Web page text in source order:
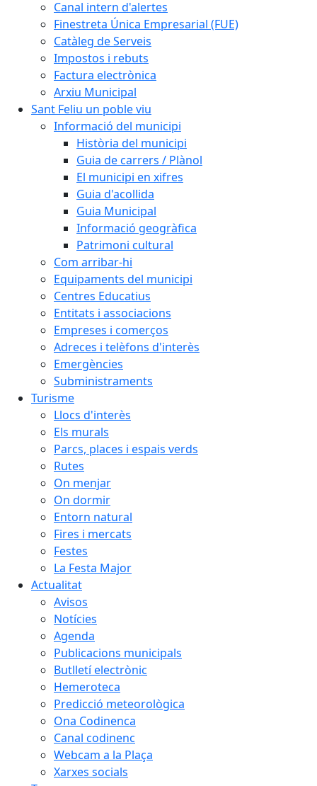
Canal intern d'alertes
Finestreta Única Empresarial (FUE)
Catàleg de Serveis
Impostos i rebuts
Factura electrònica
Arxiu Municipal
Sant Feliu un poble viu
Informació del municipi
Història del municipi
Guia de carrers / Plànol
El municipi en xifres
Guia d'acollida
Guia Municipal
Informació geogràfica
Patrimoni cultural
Com arribar-hi
Equipaments del municipi
Centres Educatius
Entitats i associacions
Empreses i comerços
Adreces i telèfons d'interès
Emergències
Subministraments
Turisme
Llocs d'interès
Els murals
Parcs, places i espais verds
Rutes
On menjar
On dormir
Entorn natural
Fires i mercats
Festes
La Festa Major
Actualitat
Avisos
Notícies
Agenda
Publicacions municipals
Butlletí electrònic
Hemeroteca
Predicció meteorològica
Ona Codinenca
Canal codinenc
Webcam a la Plaça
Xarxes socials